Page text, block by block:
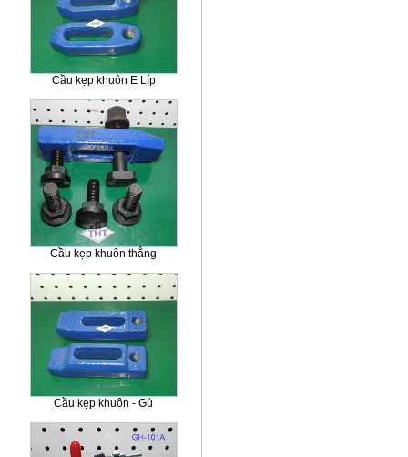
Cầu kẹp khuôn E Líp
Cầu kẹp khuôn thẳng
Cầu kẹp khuôn - Gù